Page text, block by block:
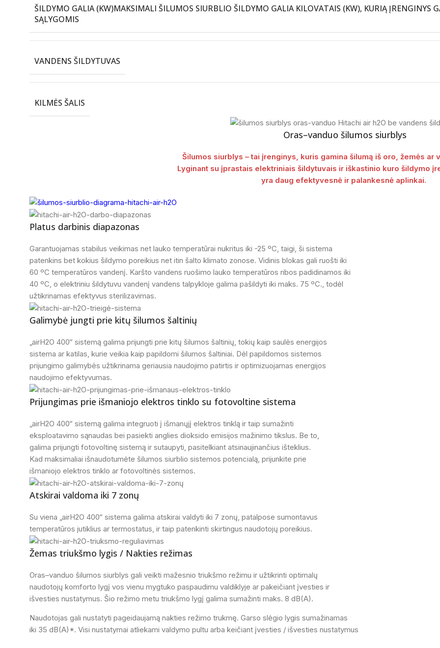
ŠILDYMO GALIA (KW)MAKSIMALI ŠILUMOS SIURBLIO ŠILDYMO GALIA KILOVATAIS (KW), KURIĄ ĮRENGINYS
SĄLYGOMIS
VANDENS ŠILDYTUVAS
KILMĖS ŠALIS
Oras–vanduo šilumos siurblys
Šilumos siurblys – tai įrenginys, kuris gamina šilumą iš oro, žemės ar
Lyginant su įprastais elektriniais šildytuvais ir iškastinio kuro šildymo
yra daug efektyvesnė ir palankesnė aplinkai.
Platus darbinis diapazonas
Garantuojamas stabilus veikimas net lauko temperatūrai nukritus iki -25 ºC, taigi, ši sistema
patenkins bet kokius šildymo poreikius net itin šalto klimato zonose. Vidinis blokas gali ruošti iki
60 ºC temperatūros vandenį. Karšto vandens ruošimo lauko temperatūros ribos padidinamos iki
40 ºC, o elektriniu šildytuvu vandenį vandens talpykloje galima pašildyti iki maks. 75 ºC., todėl
užtikrinamas efektyvus sterilizavimas.
Galimybė jungti prie kitų šilumos šaltinių
„airH2O 400“ sistemą galima prijungti prie kitų šilumos šaltinių, tokių kaip saulės energijos
sistema ar katilas, kurie veikia kaip papildomi šilumos šaltiniai. Dėl papildomos sistemos
prijungimo galimybės užtikrinama geriausia naudojimo patirtis ir optimizuojamas energijos
naudojimo efektyvumas.
Prijungimas prie išmaniojo elektros tinklo su fotovoltine sistema
„airH2O 400“ sistemą galima integruoti į išmanųjį elektros tinklą ir taip sumažinti
eksploatavimo sąnaudas bei pasiekti anglies dioksido emisijos mažinimo tikslus. Be to,
galima prijungti fotovoltinę sistemą ir sutaupyti, pasitelkiant atsinaujinančius išteklius.
Kad maksimaliai išnaudotumėte šilumos siurblio sistemos potencialą, prijunkite prie
išmaniojo elektros tinklo ar fotovoltinės sistemos.
Atskirai valdoma iki 7 zonų
Su viena „airH2O 400“ sistema galima atskirai valdyti iki 7 zonų, patalpose sumontavus
temperatūros jutiklius ar termostatus, ir taip patenkinti skirtingus naudotojų poreikius.
Žemas triukšmo lygis / Nakties režimas
Oras–vanduo šilumos siurblys gali veikti mažesnio triukšmo režimu ir užtikrinti optimalų
naudotojų komforto lygį vos vienu mygtuko paspaudimu valdiklyje ar pakeičiant įvesties ir
išvesties nustatymus. Šio režimo metu triukšmo lygį galima sumažinti maks. 8 dB(A).
Naudotojas gali nustatyti pageidaujamą nakties režimo trukmę. Garso slėgio lygis sumažinamas
iki 35 dB(A)*. Visi nustatymai atliekami valdymo pultu arba keičiant įvesties / išvesties nustatymus